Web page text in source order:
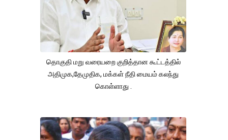
தொகுதி மறு வரையறை குறித்தான கூட்டத்தில்
அதிமுக,தேமுதிக, மக்கள் நீதி மையம் கலந்து
கொள்ளாது .